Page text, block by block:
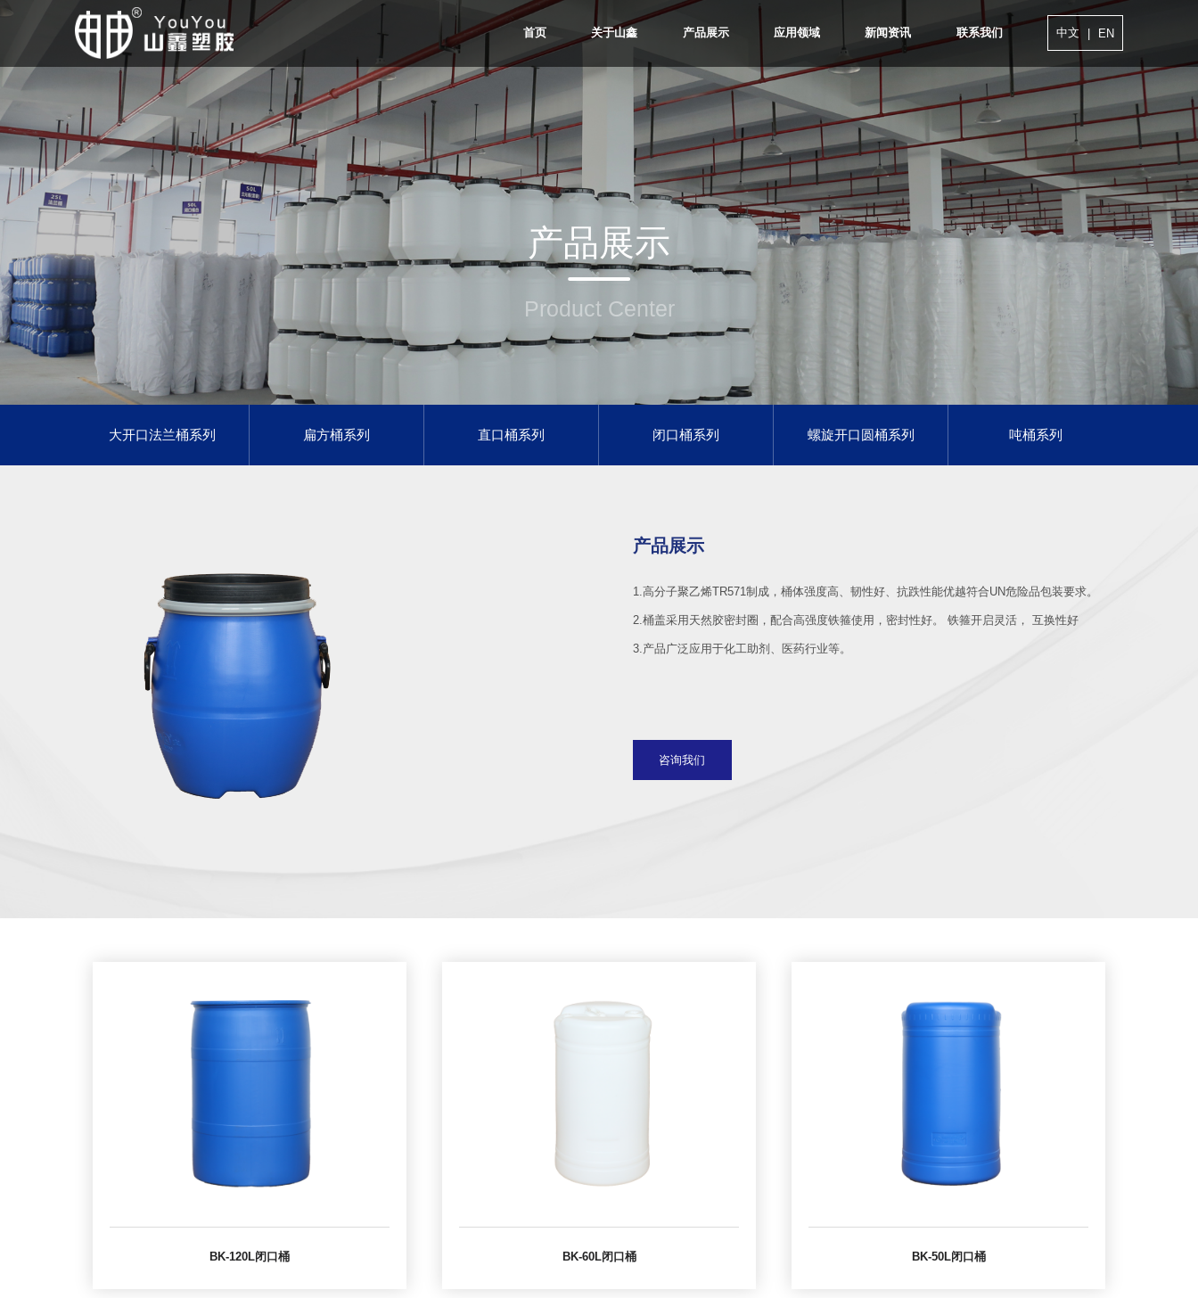
首页 关于山鑫 产品展示 应用领域 新闻资讯 联系我们 中文 | EN
产品展示
Product Center
大开口法兰桶系列 扁方桶系列 直口桶系列 闭口桶系列 螺旋开口圆桶系列 吨桶系列
产品展示
1.高分子聚乙烯TR571制成，桶体强度高、韧性好、抗跌性能优越符合UN危险品包装要求。
2.桶盖采用天然胶密封圈，配合高强度铁箍使用，密封性好。 铁箍开启灵活， 互换性好
3.产品广泛应用于化工助剂、医药行业等。
咨询我们
BK-120L闭口桶 BK-60L闭口桶 BK-50L闭口桶